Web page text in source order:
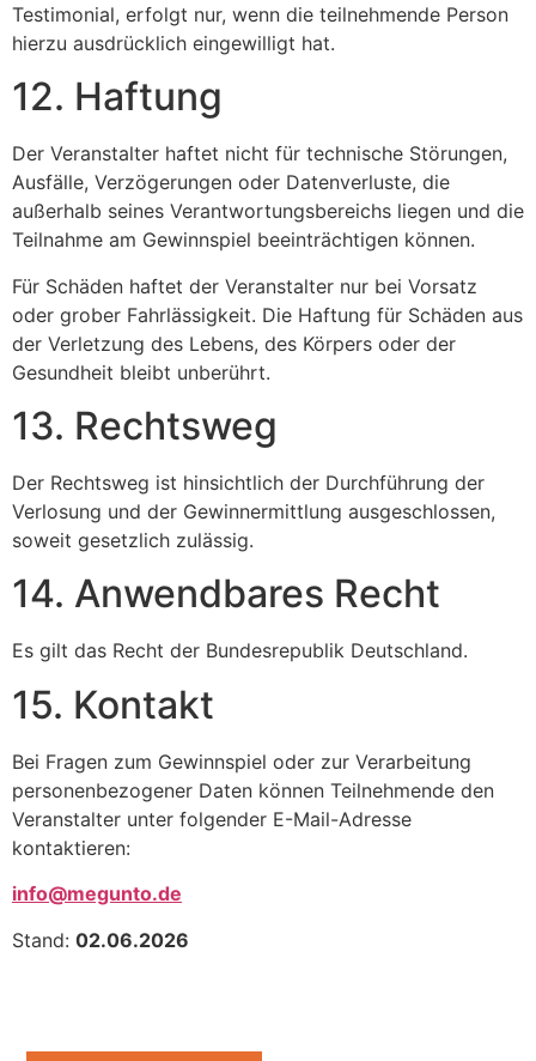
Testimonial, erfolgt nur, wenn die teilnehmende Person
hierzu ausdrücklich eingewilligt hat.
12. Haftung
Der Veranstalter haftet nicht für technische Störungen,
Ausfälle, Verzögerungen oder Datenverluste, die
außerhalb seines Verantwortungsbereichs liegen und die
Teilnahme am Gewinnspiel beeinträchtigen können.
Für Schäden haftet der Veranstalter nur bei Vorsatz
oder grober Fahrlässigkeit. Die Haftung für Schäden aus
der Verletzung des Lebens, des Körpers oder der
Gesundheit bleibt unberührt.
13. Rechtsweg
Der Rechtsweg ist hinsichtlich der Durchführung der
Verlosung und der Gewinnermittlung ausgeschlossen,
soweit gesetzlich zulässig.
14. Anwendbares Recht
Es gilt das Recht der Bundesrepublik Deutschland.
15. Kontakt
Bei Fragen zum Gewinnspiel oder zur Verarbeitung
personenbezogener Daten können Teilnehmende den
Veranstalter unter folgender E-Mail-Adresse
kontaktieren:
info@megunto.de
Stand: 02.06.2026